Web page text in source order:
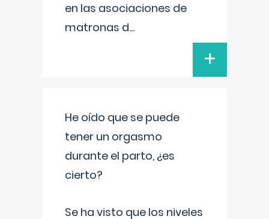
en las asociaciones de
matronas d...
+
He oído que se puede
tener un orgasmo
durante el parto, ¿es
cierto?
Se ha visto que los niveles